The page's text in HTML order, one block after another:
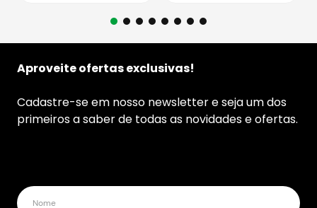
Aproveite ofertas exclusivas!
Cadastre-se em nosso newsletter e seja um dos
primeiros a saber de todas as novidades e ofertas.